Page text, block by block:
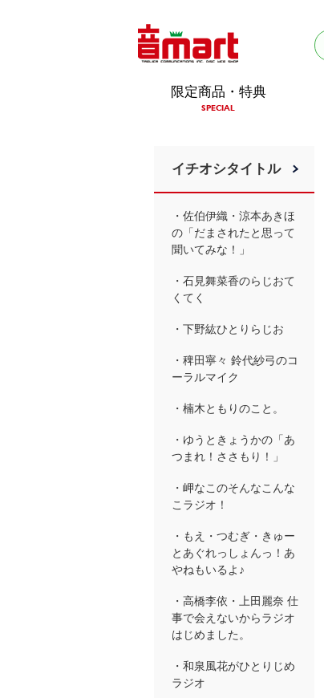
限定商品・特典
SPECIAL
イチオシタイトル
・佐伯伊織・涼本あきほ
の「だまされたと思って
聞いてみな！」
・石見舞菜香のらじおて
くてく
・下野紘ひとりらじお
・稗田寧々 鈴代紗弓のコ
ーラルマイク
・楠木ともりのこと。
・ゆうときょうかの「あ
つまれ！ささもり！」
・岬なこのそんなこんな
こラジオ！
・もえ・つむぎ・きゅー
とあぐれっしょんっ！あ
やねもいるよ♪
・高橋李依・上田麗奈 仕
事で会えないからラジオ
はじめました。
・和泉風花がひとりじめ
ラジオ